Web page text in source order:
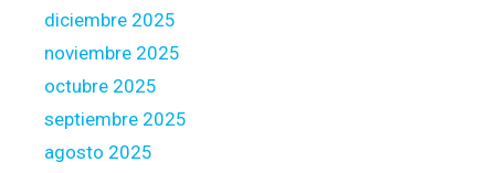
C
o
n
n
diciembre 2025
noviembre 2025
octubre 2025
septiembre 2025
agosto 2025